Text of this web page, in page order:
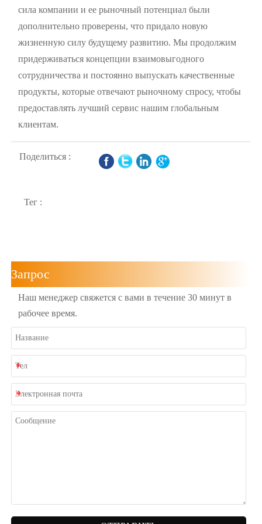
сила компании и ее рыночный потенциал были
дополнительно проверены, что придало новую
жизненную силу будущему развитию. Мы продолжим
придерживаться концепции взаимовыгодного
сотрудничества и постоянно выпускать качественные
продукты, которые отвечают рыночному спросу, чтобы
предоставлять лучший сервис нашим глобальным
клиентам.
Поделиться :
Тег :
Запрос
Наш менеджер свяжется с вами в течение 30 минут в
рабочее время.